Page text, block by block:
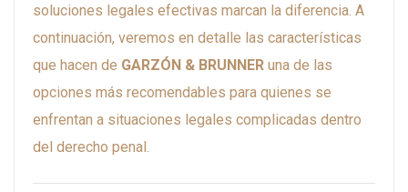
soluciones legales efectivas marcan la diferencia. A
continuación, veremos en detalle las características
que hacen de GARZÓN & BRUNNER una de las
opciones más recomendables para quienes se
enfrentan a situaciones legales complicadas dentro
del derecho penal.